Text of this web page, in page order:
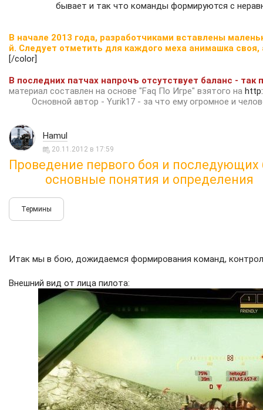
бывает и так что команды формируются с
В начале 2013 года, разработчиками вставлены
й. Следует отметить для каждого меха анимашка
[/color]
В последних патчах напрочъ отсутствует баланс -
материал составлен на основе "Faq По Игре" взятого на
Основной автор - Yurik17 - за что ему огромное и
Hamul
20.11.2012 в 17:59
Проведение первого боя и последующих
основные понятия и определения
Итак мы в бою, дожидаемся формирования команд,
Внешний вид от лица пилота: